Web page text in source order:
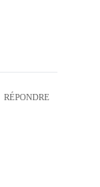
RÉPONDRE